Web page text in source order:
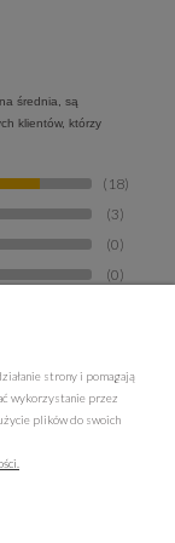
średnia, są
klientów, którzy
(18)
(3)
(0)
(0)
strony i pomagają
wykorzystanie przez
plików do swoich